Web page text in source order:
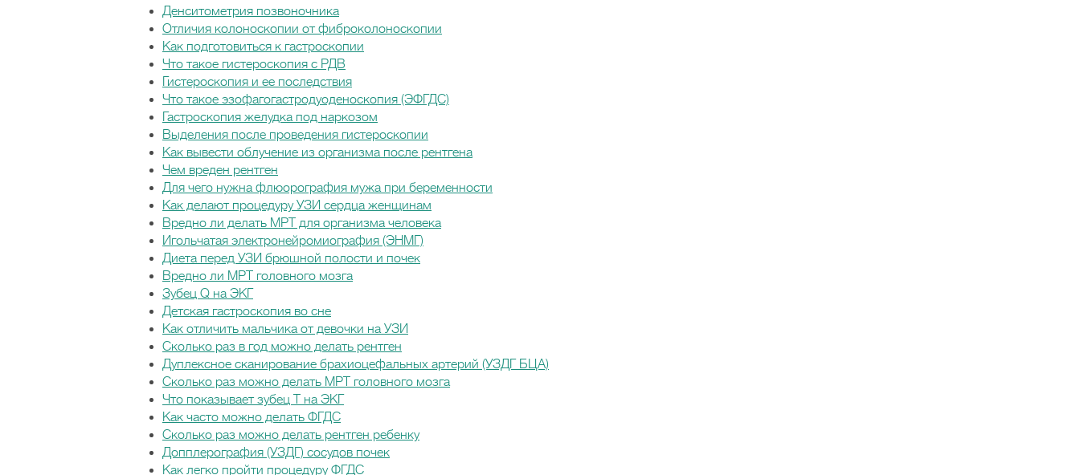
Денситометрия позвоночника
Отличия колоноскопии от фиброколоноскопии
Как подготовиться к гастроскопии
Что такое гистероскопия с РДВ
Гистероскопия и ее последствия
Что такое эзофагогастродуоденоскопия (ЭФГДС)
Гастроскопия желудка под наркозом
Выделения после проведения гистероскопии
Как вывести облучение из организма после рентгена
Чем вреден рентген
Для чего нужна флюорография мужа при беременности
Как делают процедуру УЗИ сердца женщинам
Вредно ли делать МРТ для организма человека
Игольчатая электронейромиография (ЭНМГ)
Диета перед УЗИ брюшной полости и почек
Вредно ли МРТ головного мозга
Зубец Q на ЭКГ
Детская гастроскопия во сне
Как отличить мальчика от девочки на УЗИ
Сколько раз в год можно делать рентген
Дуплексное сканирование брахиоцефальных артерий (УЗДГ БЦА)
Сколько раз можно делать МРТ головного мозга
Что показывает зубец Т на ЭКГ
Как часто можно делать ФГДС
Сколько раз можно делать рентген ребенку
Допплерография (УЗДГ) сосудов почек
Как легко пройти процедуру ФГДС